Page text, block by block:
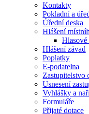
Kontakty
Pokladní a
Úřední deska
Hlášení
Hlasové
Hlášení závad
Poplatky
E-podatelna
Zastupitelstvo
Usnesení
Vyhlášky a
Formuláře
Přijaté dotace